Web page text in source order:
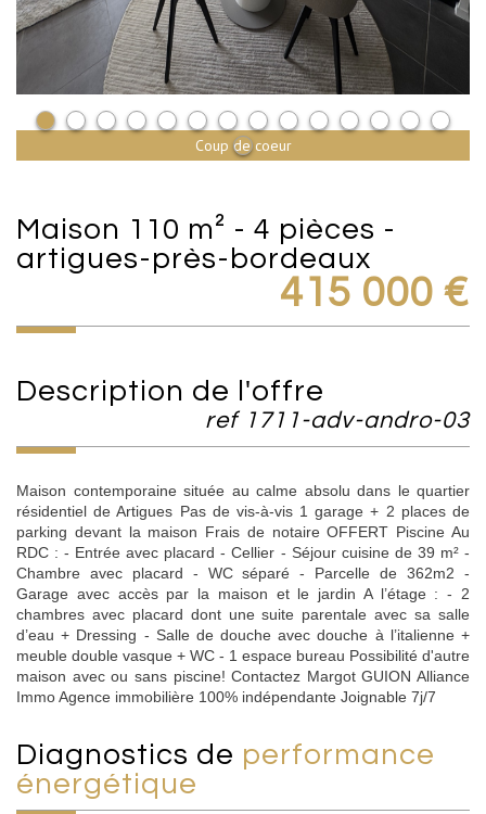
Coup de coeur
maison 110 m² - 4 pièces -
artigues-près-bordeaux
415 000 €
description de l'offre
ref 1711-adv-andro-03
Maison contemporaine située au calme absolu dans le quartier
résidentiel de Artigues Pas de vis-à-vis 1 garage + 2 places de
parking devant la maison Frais de notaire OFFERT Piscine Au
RDC : - Entrée avec placard - Cellier - Séjour cuisine de 39 m² -
Chambre avec placard - WC séparé - Parcelle de 362m2 -
Garage avec accès par la maison et le jardin A l’étage : - 2
chambres avec placard dont une suite parentale avec sa salle
d’eau + Dressing - Salle de douche avec douche à l’italienne +
meuble double vasque + WC - 1 espace bureau Possibilité d'autre
maison avec ou sans piscine! Contactez Margot GUION Alliance
Immo Agence immobilière 100% indépendante Joignable 7j/7
diagnostics de performance
énergétique